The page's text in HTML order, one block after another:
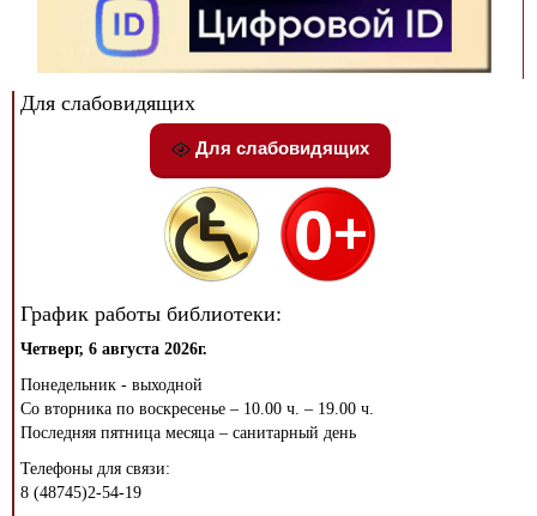
Для слабовидящих
Для слабовидящих
График работы библиотеки:
Четверг, 6 августа 2026г.
Понедельник - выходной
Со вторника по воскресенье – 10.00 ч. – 19.00 ч.
Последняя пятница месяца – санитарный день
Телефоны для связи:
8 (48745)2-54-19